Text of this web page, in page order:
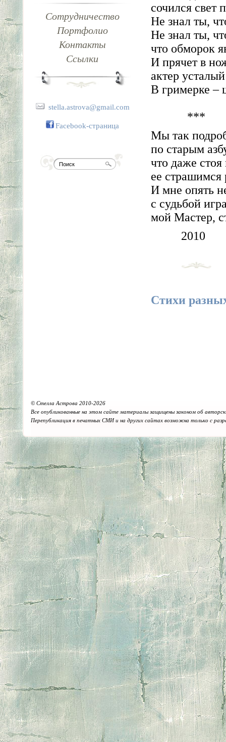
Сотрудничество
Портфолио
Контакты
Ссылки
stella.astrova@gmail.com
Facebook-страница
сочился свет
Не знал ты,
Не знал ты,
что обморок
И прячет в
актер
В гримерке –
***
Мы так
по старым
что даже
ее страшимся
И мне опять
с судьбой
мой Мастер,
2010
Стихи
© Стелла Астрова 2010-2026
Все опубликованные на этом сайте материалы защищены законом об
Перепубликация в печатных СМИ и на других сайтах возможна только с